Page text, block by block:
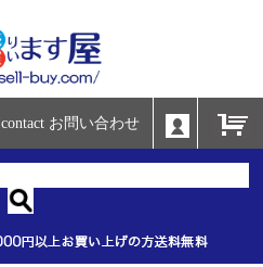
contact お問い合わせ